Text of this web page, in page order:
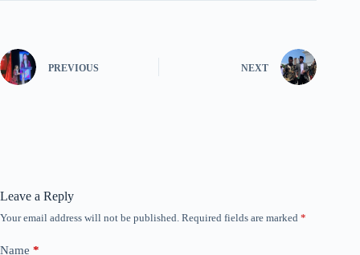
PREVIOUS NEXT
Leave a Reply
Your email address will not be published. Required fields are marked *
Name *